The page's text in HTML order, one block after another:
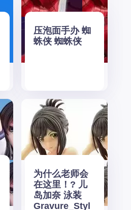
压泡面手办 蜘
蛛侠 蜘蛛侠
为什么老师会
在这里！? 儿
岛加奈 泳装
Gravure_Styl